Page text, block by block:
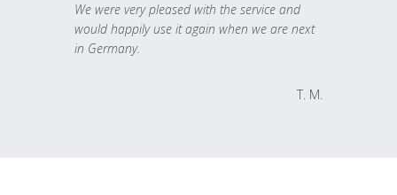
We were very pleased with the service and
would happily use it again when we are next
in Germany.
T. M.